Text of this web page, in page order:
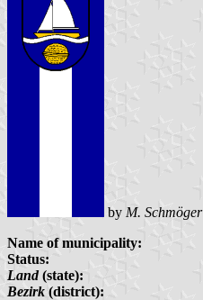
by M. Schmöger
Name of municipality:
Status:
Land(state):
Bezirk (district):